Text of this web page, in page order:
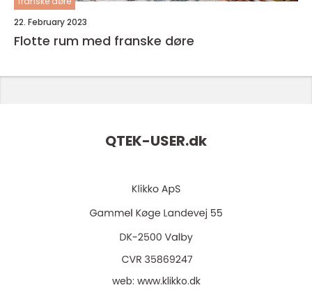
22. February 2023
Flotte rum med franske døre
QTEK-USER.dk
web: www.klikko.dk